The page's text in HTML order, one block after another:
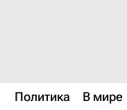
Политика В мире